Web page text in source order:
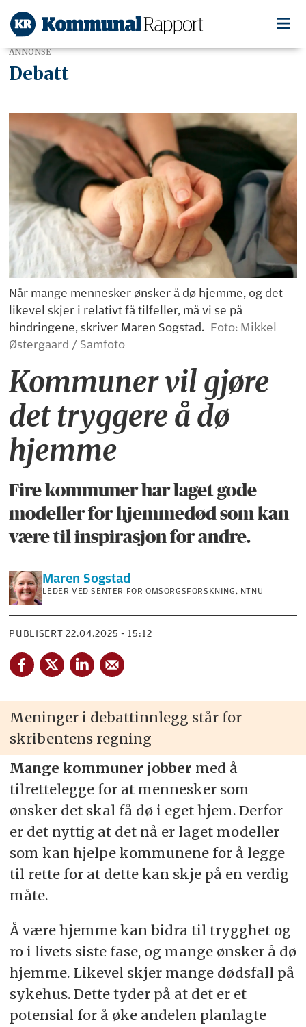
ANNONSE
Debatt
Når mange mennesker ønsker å dø hjemme, og det
likevel skjer i relativt få tilfeller, må vi se på
hindringene, skriver Maren Sogstad. Foto: Mikkel
Østergaard / Samfoto
Kommuner vil gjøre
det tryggere å dø
hjemme
Fire kommuner har laget gode
modeller for hjemmedød som kan
være til inspirasjon for andre.
Maren Sogstad
LEDER VED SENTER FOR OMSORGSFORSKNING, NTNU
PUBLISERT 22.04.2025 - 15:12
Meninger i debattinnlegg står for
skribentens regning
Mange kommuner jobber med å
tilrettelegge for at mennesker som
ønsker det skal få dø i eget hjem. Derfor
er det nyttig at det nå er laget modeller
som kan hjelpe kommunene for å legge
til rette for at dette kan skje på en verdig
måte.
Å være hjemme kan bidra til trygghet og
ro i livets siste fase, og mange ønsker å dø
hjemme. Likevel skjer mange dødsfall på
sykehus. Dette tyder på at det er et
potensial for å øke andelen planlagte